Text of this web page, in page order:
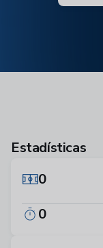
Estadísticas
0
0